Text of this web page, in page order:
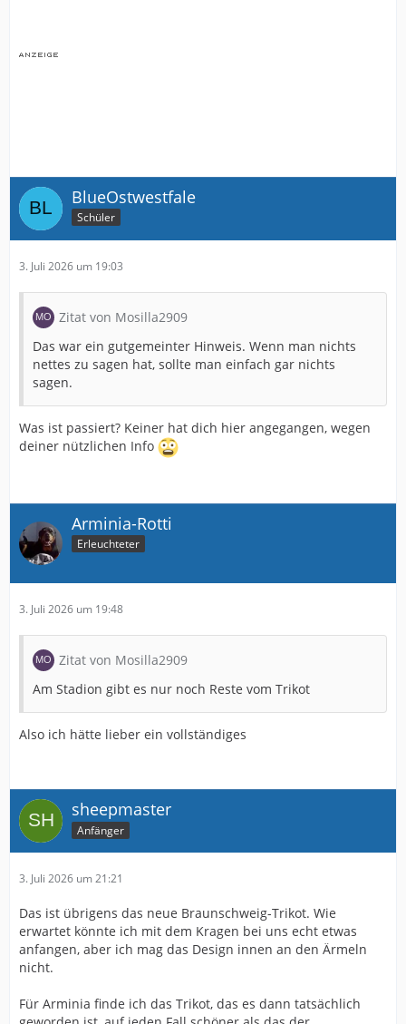
BlueOstwestfale
Schüler
3. Juli 2026 um 19:03
Zitat von Mosilla2909
Das war ein gutgemeinter Hinweis. Wenn man nichts
nettes zu sagen hat, sollte man einfach gar nichts
sagen.
Was ist passiert? Keiner hat dich hier angegangen, wegen
deiner nützlichen Info
Arminia-Rotti
Erleuchteter
3. Juli 2026 um 19:48
Zitat von Mosilla2909
Am Stadion gibt es nur noch Reste vom Trikot
Also ich hätte lieber ein vollständiges
sheepmaster
Anfänger
3. Juli 2026 um 21:21
Das ist übrigens das neue Braunschweig-Trikot. Wie
erwartet könnte ich mit dem Kragen bei uns echt etwas
anfangen, aber ich mag das Design innen an den Ärmeln
nicht.
Für Arminia finde ich das Trikot, das es dann tatsächlich